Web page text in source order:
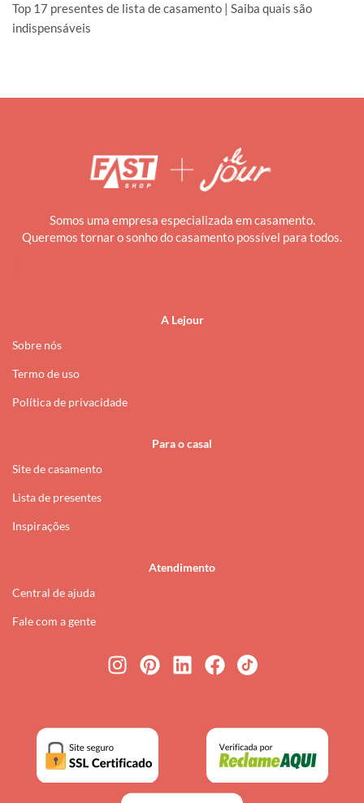
Top 17 presentes de lista de casamento | Saiba quais são
indispensáveis
Somos uma empresa especializada em casamento.
Queremos tornar o sonho do casamento possível para todos.
A Lejour
Sobre nós
Termo de uso
Política de privacidade
Para o casal
Site de casamento
Lista de presentes
Inspirações
Atendimento
Central de ajuda
Fale com a gente